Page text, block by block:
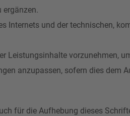
ergänzen.
Internets und der technischen,
Leistungsinhalte vorzunehmen,
anzupassen, sofern dies dem
für die Aufhebung dieses